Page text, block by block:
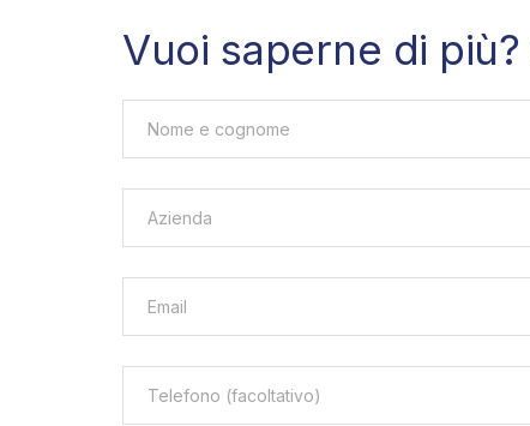
Vuoi saperne di